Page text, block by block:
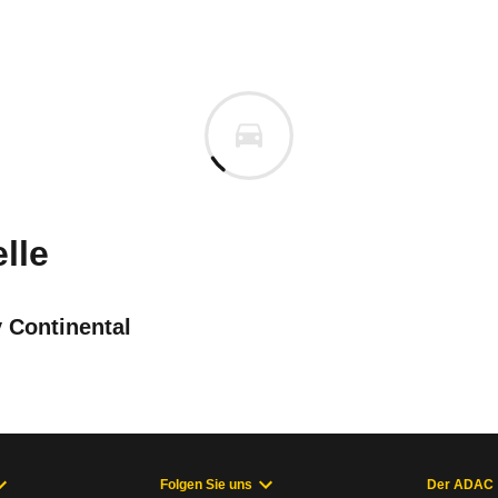
Lassen Sie uns gerne wissen, wenn Sie
Continental
Folgen Sie uns Der ADAC